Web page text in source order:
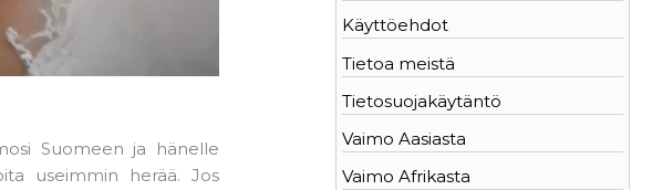
Suomeen ja hänelle
useimmin herää. Jos
Käyttöehdot
Tietoa meistä
Tietosuojakäytäntö
Vaimo Aasiasta
Vaimo Afrikasta